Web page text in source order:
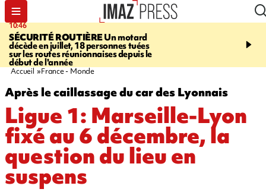
10:46
SÉCURITÉ ROUTIÈREUn motard
décède en juillet, 18 personnes tuées
sur les routes réunionnaises depuis le
début de l'année
13:49
mineurs - un courrier
Accueil France - Monde
Après le caillassage du car des Lyonnais
Ligue 1: Marseille-Lyon
fixé au 6 décembre, la
question du lieu en
suspens